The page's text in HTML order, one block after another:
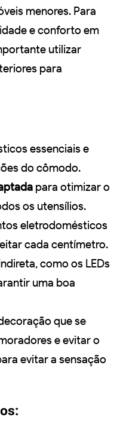
menores. Para
e conforto em
utilizar
para
essenciais e
do cômodo.
para otimizar o
os utensílios.
eletrodomésticos
cada centímetro.
como os LEDs
uma boa
que se
e evitar o
evitar a sensação